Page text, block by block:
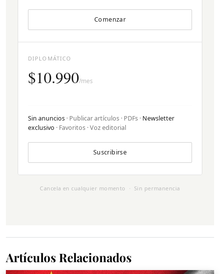
Comenzar
DIPLOMÁTICO
$10.990/mes
Sin anuncios · Publicar artículos · PDFs · Newsletter
exclusivo · Favoritos · Voz editorial
Suscribirse
Cancela en cualquier momento · Sin permanencia
Artículos Relacionados